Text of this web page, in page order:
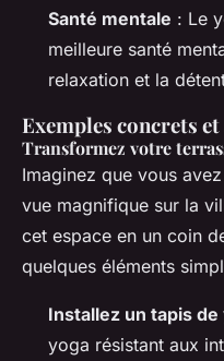
Santé mentale : Le
meilleure santé
relaxation et la
Exemples concrets et
Transformez votre
Imaginez que vous
vue magnifique sur la
cet espace en un coin
quelques éléments
Installez un tapis de
yoga résistant aux